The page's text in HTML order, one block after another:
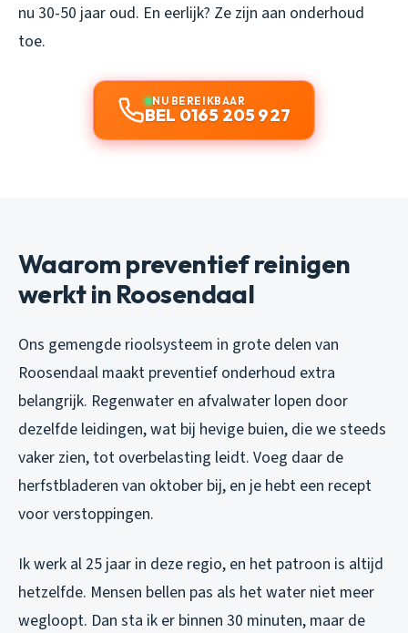
nu 30-50 jaar oud. En eerlijk? Ze zijn aan onderhoud
toe.
NU BEREIKBAAR
BEL 0165 205 927
Waarom preventief reinigen
werkt in Roosendaal
Ons gemengde rioolsysteem in grote delen van
Roosendaal maakt preventief onderhoud extra
belangrijk. Regenwater en afvalwater lopen door
dezelfde leidingen, wat bij hevige buien, die we steeds
vaker zien, tot overbelasting leidt. Voeg daar de
herfstbladeren van oktober bij, en je hebt een recept
voor verstoppingen.
Ik werk al 25 jaar in deze regio, en het patroon is altijd
hetzelfde. Mensen bellen pas als het water niet meer
wegloopt. Dan sta ik er binnen 30 minuten, maar de